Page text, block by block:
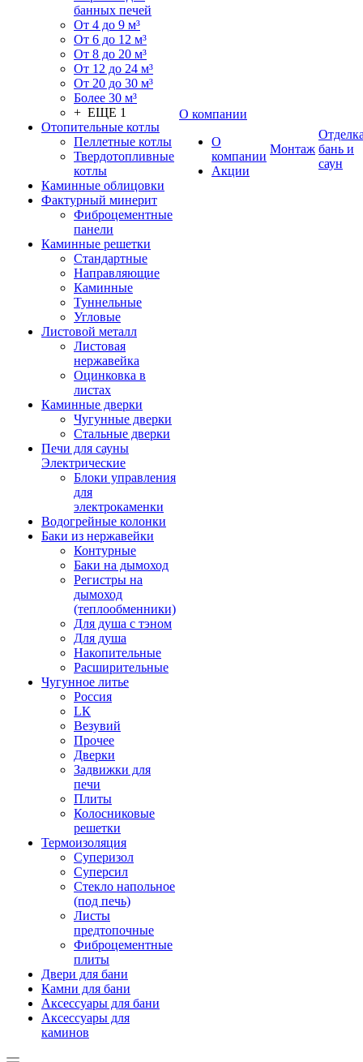
банных печей
От 4 до 9 м³
От 6 до 12 м³
От 8 до 20 м³
От 12 до 24 м³
От 20 до 30 м³
Более 30 м³
+ ЕЩЕ 1
Отопительные котлы
Пеллетные котлы
Твердотопливные
котлы
Каминные облицовки
Фактурный минерит
Фиброцементные
панели
Каминные решетки
Стандартные
Направляющие
Каминные
Туннельные
Угловые
Листовой металл
Листовая
нержавейка
Оцинковка в
листах
Каминные дверки
Чугунные дверки
Стальные дверки
Печи для сауны
Электрические
Блоки управления
для
электрокаменки
Водогрейные колонки
Баки из нержавейки
Контурные
Баки на дымоход
Регистры на
дымоход
(теплообменники)
Для душа с тэном
Для душа
Накопительные
Расширительные
Чугунное литье
Россия
LК
Везувий
Прочее
Дверки
Задвижки для
печи
Плиты
Колосниковые
решетки
Термоизоляция
Суперизол
Суперсил
Стекло напольное
(под печь)
Листы
предтопочные
Фиброцементные
плиты
Двери для бани
Камни для бани
Аксессуары для бани
Аксессуары для
каминов
О компании
О
компании
Акции
Монтаж бань и
саун